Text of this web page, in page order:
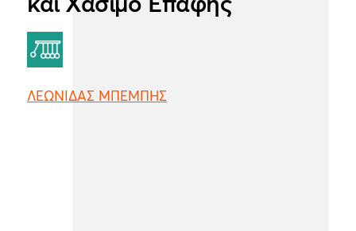
και Χάσιμο Επαφής
ΛΕΩΝΙΔΑΣ ΜΠΕΜΠΗΣ